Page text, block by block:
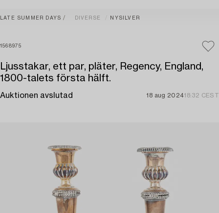
LATE SUMMER DAYS DIVERSE NYSILVER
1568975
Ljusstakar, ett par, pläter, Regency, England,
1800-talets första hälft.
Auktionen avslutad 18 aug 202418:32 CEST